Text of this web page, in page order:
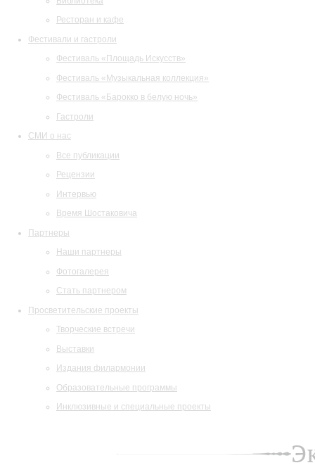
Ресторан и кафе
Фестивали и гастроли
Фестиваль «Площадь Искусств»
Фестиваль «Музыкальная коллекция»
Фестиваль «Барокко в белую ночь»
Гастроли
СМИ о нас
Все публикации
Рецензии
Интервью
Время Шостаковича
Партнеры
Наши партнеры
Фотогалерея
Стать партнером
Просветительские проекты
Творческие встречи
Выставки
Издания филармонии
Образовательные программы
Инклюзивные и специальные проекты